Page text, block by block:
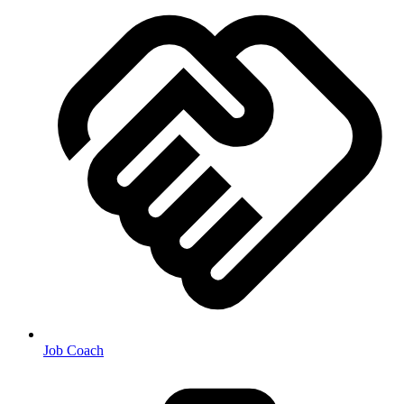
Job Coach